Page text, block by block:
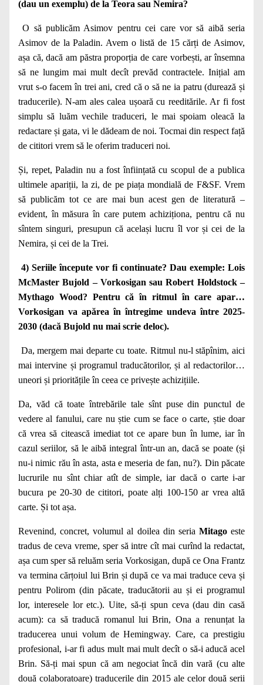
(dau un exemplu) de la Teora sau Nemira?
O să publicăm Asimov pentru cei care vor să aibă seria
Asimov de la Paladin. Avem o listă de 15 cărți de Asimov,
așa că, dacă am păstra proporția de care vorbești, ar însemna
să ne lungim mai mult decît prevăd contractele. Inițial am
vrut s-o facem în trei ani, cred că o să ne ia patru (durează și
traducerile). N-am ales calea ușoară cu reeditările. Ar fi fost
simplu să luăm vechile traduceri, le mai spoiam oleacă la
redactare și gata, vi le dădeam de noi. Tocmai din respect față
de cititori vrem să le oferim traduceri noi.
Și, repet, Paladin nu a fost înființată cu scopul de a publica
ultimele apariții, la zi, de pe piața mondială de F&SF. Vrem
să publicăm tot ce are mai bun acest gen de literatură –
evident, în măsura în care putem achiziționa, pentru că nu
sîntem singuri, presupun că același lucru îl vor și cei de la
Nemira, și cei de la Trei.
4) Seriile începute vor fi continuate? Dau exemple: Lois
McMaster Bujold – Vorkosigan sau Robert Holdstock –
Mythago Wood? Pentru că în ritmul în care apar…
Vorkosigan va apărea în întregime undeva între 2025-
2030 (dacă Bujold nu mai scrie deloc).
Da, mergem mai departe cu toate. Ritmul nu-l stăpînim, aici
mai intervine și programul traducătorilor, și al redactorilor…
uneori și prioritățile în ceea ce privește achizițiile.
Da, văd că toate întrebările tale sînt puse din punctul de
vedere al fanului, care nu știe cum se face o carte, știe doar
că vrea să citească imediat tot ce apare bun în lume, iar în
cazul seriilor, să le aibă integral într-un an, dacă se poate (și
nu-i nimic rău în asta, asta e meseria de fan, nu?). Din păcate
lucrurile nu sînt chiar atît de simple, iar dacă o carte i-ar
bucura pe 20-30 de cititori, poate alți 100-150 ar vrea altă
carte. Și tot așa.
Revenind, concret, volumul al doilea din seria Mitagoeste
tradus de ceva vreme, sper să intre cît mai curînd la redactat,
așa cum sper să reluăm seria Vorkosigan, după ce Ona Frantz
va termina cărțoiul lui Brin și după ce va mai traduce ceva și
pentru Polirom (din păcate, traducătorii au și ei programul
lor, interesele lor etc.). Uite, să-ți spun ceva (dau din casă
acum): ca să traducă romanul lui Brin, Ona a renunțat la
traducerea unui volum de Hemingway. Care, ca prestigiu
profesional, i-ar fi adus mult mai mult decît o să-i aducă acel
Brin. Să-ți mai spun că am negociat încă din vară (cu alte
două colaboratoare) traducerile din 2015 ale celor două serii